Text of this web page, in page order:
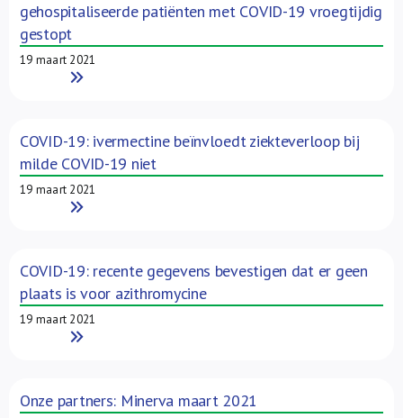
gehospitaliseerde patiënten met COVID-19 vroegtijdig
gestopt
19 maart 2021
Read More
COVID-19: ivermectine beïnvloedt ziekteverloop bij
milde COVID-19 niet
19 maart 2021
Read More
COVID-19: recente gegevens bevestigen dat er geen
plaats is voor azithromycine
19 maart 2021
Read More
Onze partners: Minerva maart 2021